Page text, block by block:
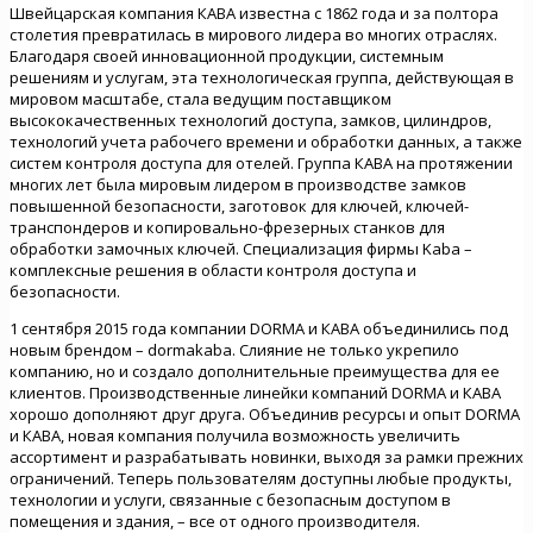
Швейцарская компания КABA известна с 1862 года и за полтора
столетия превратилась в мирового лидера во многих отраслях.
Благодаря своей инновационной продукции, системным
решениям и услугам, эта технологическая группа, действующая в
мировом масштабе, стала ведущим поставщиком
высококачественных технологий доступа, замков, цилиндров,
технологий учета рабочего времени и обработки данных, а также
систем контроля доступа для отелей. Группа КABA на протяжении
многих лет была мировым лидером в производстве замков
повышенной безопасности, заготовок для ключей, ключей-
транспондеров и копировально-фрезерных станков для
обработки замочных ключей. Специализация фирмы Kaba –
комплексные решения в области контроля доступа и
безопасности.
1 сентября 2015 года компании DORMA и КABA объединились под
новым брендом – dormakaba. Слияние не только укрепило
компанию, но и создало дополнительные преимущества для ее
клиентов. Производственные линейки компаний DORMA и КABA
хорошо дополняют друг друга. Объединив ресурсы и опыт DORMA
и КABA, новая компания получила возможность увеличить
ассортимент и разрабатывать новинки, выходя за рамки прежних
ограничений. Теперь пользователям доступны любые продукты,
технологии и услуги, связанные с безопасным доступом в
помещения и здания, – все от одного производителя.